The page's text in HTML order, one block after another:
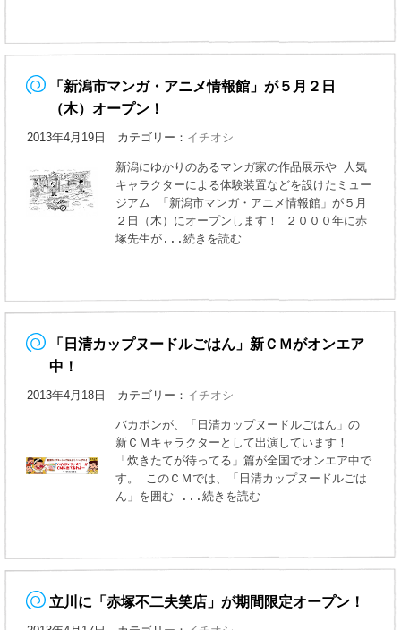
「新潟市マンガ・アニメ情報館」が５月２日
（木）オープン！
2013年4月19日 カテゴリー： イチオシ
新潟にゆかりのあるマンガ家の作品展示や 人気
キャラクターによる体験装置などを設けたミュー
ジアム 「新潟市マンガ・アニメ情報館」が５月
２日（木）にオープンします！ ２０００年に赤
塚先生が ...続きを読む
「日清カップヌードルごはん」新ＣＭがオンエア
中！
2013年4月18日 カテゴリー： イチオシ
バカボンが、「日清カップヌードルごはん」の
新ＣＭキャラクターとして出演しています！
「炊きたてが待ってる」篇が全国でオンエア中で
す。 このＣＭでは、「日清カップヌードルごは
ん」を囲む
...続きを読む
立川に「赤塚不二夫笑店」が期間限定オープン！